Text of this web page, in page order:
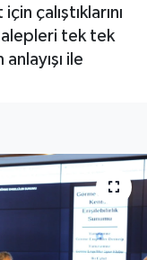
çalıştıklarını
tek tek
ile